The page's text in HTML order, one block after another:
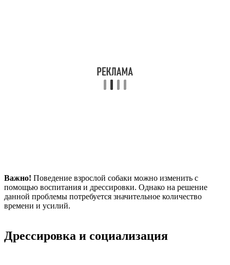
Важно! Поведение взрослой собаки можно изменить с
помощью воспитания и дрессировки. Однако на решение
данной проблемы потребуется значительное количество
времени и усилий.
Дрессировка и социализация